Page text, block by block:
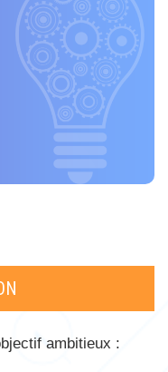
ambitieux :